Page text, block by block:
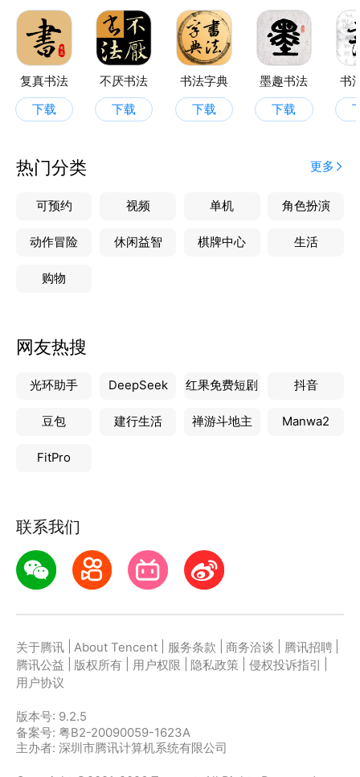
复真书法
下载
不厌书法
下载
书法字典
下载
墨趣书法
下载
书
热门分类 更多
可预约 视频 单机 角色扮演
动作冒险 休闲益智 棋牌中心 生活
购物
网友热搜
光环助手 DeepSeek 红果免费短剧 抖音
豆包 建行生活 禅游斗地主 Manwa2
FitPro
联系我们
关于腾讯 About Tencent 服务条款 商务洽谈 腾讯招聘
腾讯公益
版权所有 用户权限 隐私政策 侵权投诉指引
用户协议
版本号: 9.2.5
备案号: 粤B2-20090059-1623A
主办者: 深圳市腾讯计算机系统有限公司